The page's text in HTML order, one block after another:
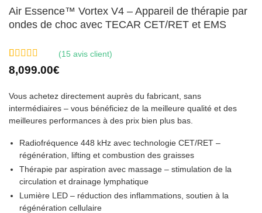
Air Essence™ Vortex V4 – Appareil de thérapie par
ondes de choc avec TECAR CET/RET et EMS
Noté4.93
sur 5 basé
15
notations
client
(15avis client)
8,099.00€
Vous achetez directement auprès du fabricant, sans
intermédiaires – vous bénéficiez de la meilleure qualité et des
meilleures performances à des prix bien plus bas.
Radiofréquence 448 kHz avec technologie CET/RET –
régénération, lifting et combustion des graisses
Thérapie par aspiration avec massage – stimulation de la
circulation et drainage lymphatique
Lumière LED – réduction des inflammations, soutien à la
régénération cellulaire